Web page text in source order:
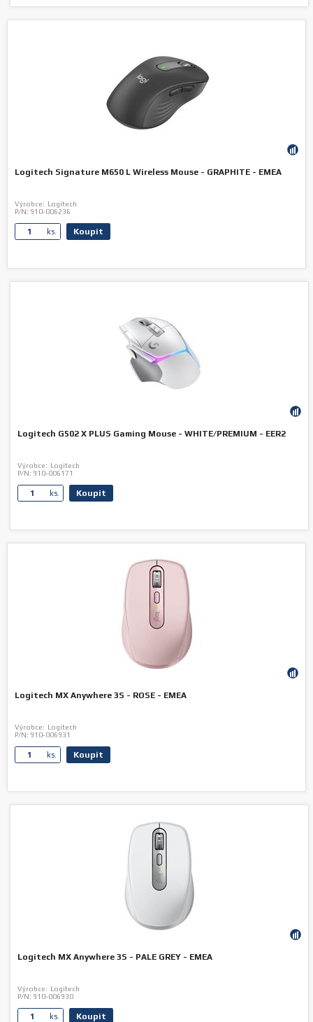
Logitech Signature M650 L Wireless Mouse - GRAPHITE - EMEA
Výrobce: Logitech
P/N: 910-006236
ks. Koupit
Logitech G502 X PLUS Gaming Mouse - WHITE/PREMIUM - EER2
Výrobce: Logitech
P/N: 910-006171
ks. Koupit
Logitech MX Anywhere 3S - ROSE - EMEA
Výrobce: Logitech
P/N: 910-006931
ks. Koupit
Logitech MX Anywhere 3S - PALE GREY - EMEA
Výrobce: Logitech
P/N: 910-006930
ks. Koupit